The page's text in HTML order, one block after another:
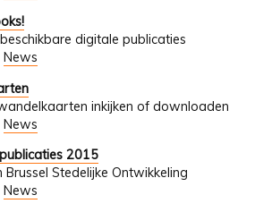
digitale publicaties
News
inkijken of downloaden
News
2015
Stedelijke Ontwikkeling
News